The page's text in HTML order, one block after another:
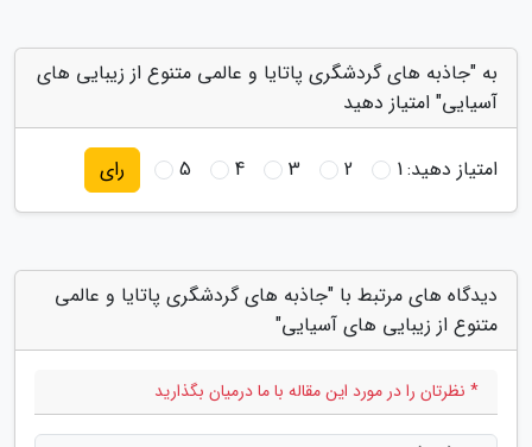
به "جاذبه های گردشگری پاتایا و عالمی متنوع از زیبایی های
آسیایی" امتیاز دهید
امتیاز دهید:1
2
3
4
5 رای
دیدگاه های مرتبط با "جاذبه های گردشگری پاتایا و عالمی
متنوع از زیبایی های آسیایی"
* نظرتان را در مورد این مقاله با ما درمیان بگذارید